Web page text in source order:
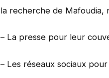
la recherche de Mafoudia,
– La presse pour leur
– Les réseaux sociaux